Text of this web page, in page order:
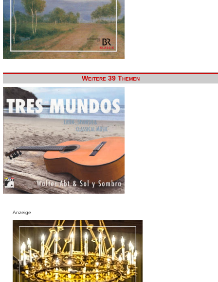
Weitere 39 Themen
Anzeige